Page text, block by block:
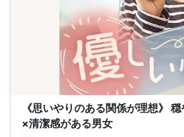
《思いやりのある関係が理想》
×清潔感がある男女